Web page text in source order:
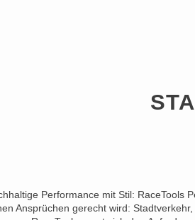
Performance mit Stil: RaceTools
Ansprüchen gerecht wird: